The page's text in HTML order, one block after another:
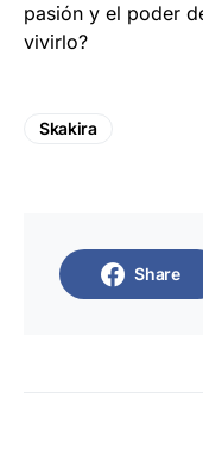
pasión y el poder
vivirlo?
Skakira
Share